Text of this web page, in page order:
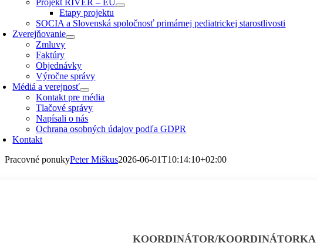
Projekt RIVER – EU
Etapy projektu
SOCIA a Slovenská spoločnosť primárnej pediatrickej starostlivosti
Zverejňovanie
Zmluvy
Faktúry
Objednávky
Výročne správy
Médiá a verejnosť
Kontakt pre média
Tlačové správy
Napísali o nás
Ochrana osobných údajov podľa GDPR
Kontakt
Pracovné ponukyPeter Miškus2026-06-01T10:14:10+02:00
KOORDINÁTOR/KOORDINÁTORKA